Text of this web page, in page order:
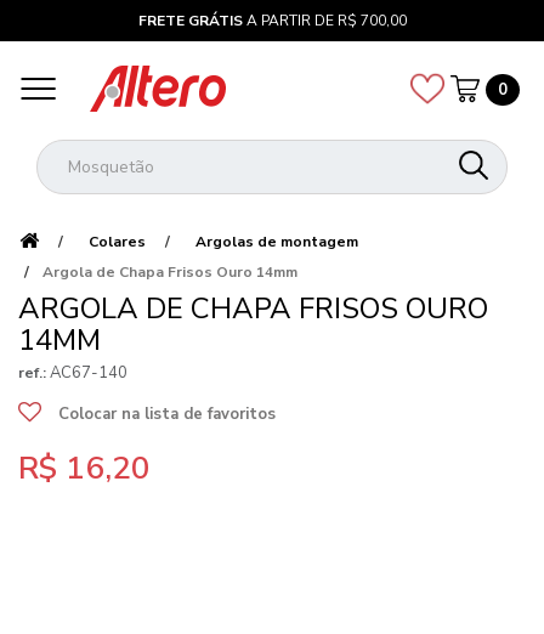
FRETE GRÁTISA PARTIR DE R$ 700,00
0
Colares
Argolas de montagem
Argola de Chapa Frisos Ouro 14mm
ARGOLA DE CHAPA FRISOS OURO
14MM
ref.:AC67-140
Colocar na lista de favoritos
R$ 16,20